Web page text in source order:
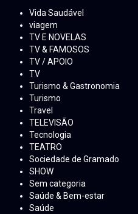
Vida Saudável
viagem
TV E NOVELAS
TV & FAMOSOS
TV / APOIO
TV
Turismo & Gastronomia
Turismo
Travel
TELEVISÃO
Tecnologia
TEATRO
Sociedade de Gramado
SHOW
Sem categoria
Saúde & Bem-estar
Saúde